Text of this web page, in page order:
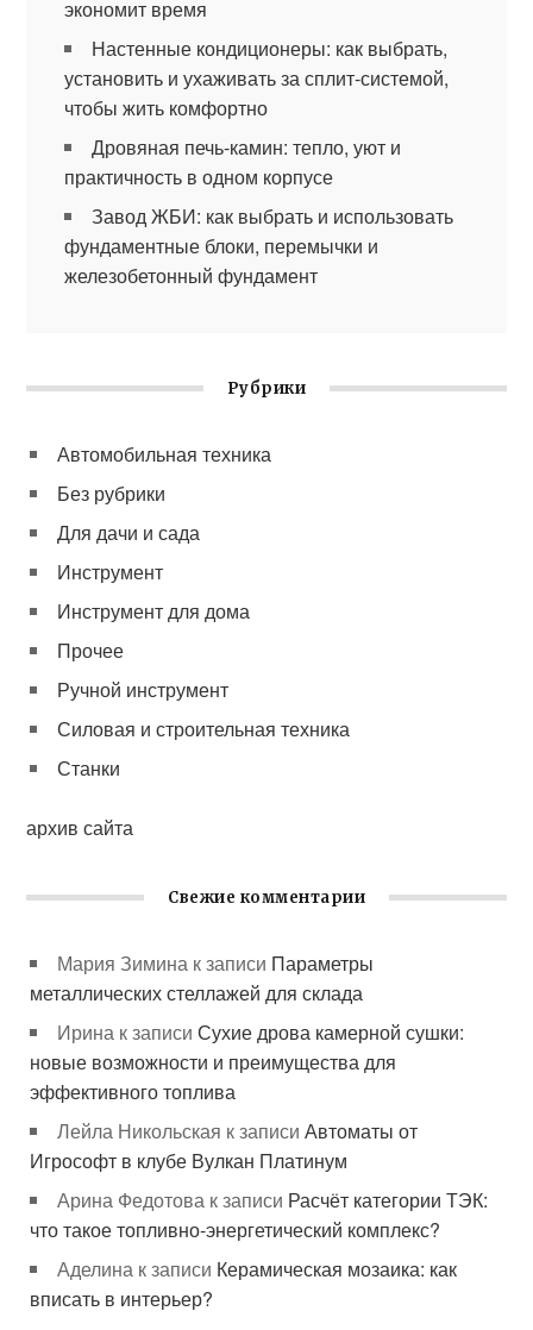
экономит время
Настенные кондиционеры: как выбрать,
установить и ухаживать за сплит-системой,
чтобы жить комфортно
Дровяная печь-камин: тепло, уют и
практичность в одном корпусе
Завод ЖБИ: как выбрать и использовать
фундаментные блоки, перемычки и
железобетонный фундамент
Рубрики
Автомобильная техника
Без рубрики
Для дачи и сада
Инструмент
Инструмент для дома
Прочее
Ручной инструмент
Силовая и строительная техника
Станки
архив сайта
Свежие комментарии
Мария Зимина к записи Параметры
металлических стеллажей для склада
Ирина к записиСухие дрова камерной сушки:
новые возможности и преимущества для
эффективного топлива
Лейла Никольская к записиАвтоматы от
Игрософт в клубе Вулкан Платинум
Арина Федотова к записи Расчёт категории ТЭК:
что такое топливно-энергетический комплекс?
Аделина к записи Керамическая мозаика: как
вписать в интерьер?